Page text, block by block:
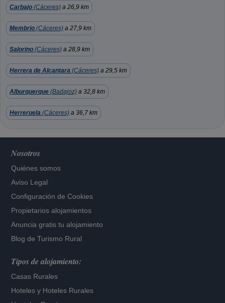
Carbajo (Cáceres) a 26,9 km
Membrio (Cáceres) a 27,9 km
Salorino (Cáceres) a 28,9 km
Herrera de Alcantara (Cáceres) a 29,5 km
Alburquerque (Badajoz) a 32,8 km
Herreruela (Cáceres) a 36,7 km
Nosotros
Quiénes somos
Aviso Legal
Configuración de Cookies
Propietarios alojamientos
Anuncia gratis tu alojamiento
Blog de Turismo Rural
Tipos de alojamiento:
Casas Rurales
Hoteles y Hoteles Rurales